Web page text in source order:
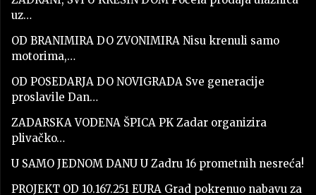
uz…
OD BRANIMIRA DO ZVONIMIRA Nisu krenuli samo
motorima,…
OD POSEDARJA DO NOVIGRADA Sve generacije
proslavile Dan…
ZADARSKA VODENA ŠPICA PK Zadar organizira
plivačko…
U SAMO JEDNOM DANU U Zadru 16 prometnih nesreća!
PROJEKT OD 10.167.251 EURA Grad pokrenuo nabavu za